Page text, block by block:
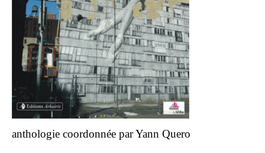
anthologie coordonnée par Yann Quero